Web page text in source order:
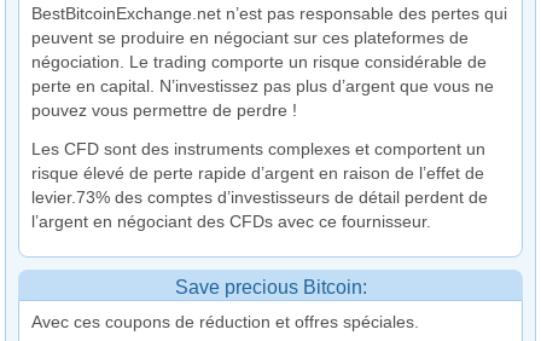
BestBitcoinExchange.net n’est pas responsable des pertes qui
peuvent se produire en négociant sur ces plateformes de
négociation. Le trading comporte un risque considérable de
perte en capital. N’investissez pas plus d’argent que vous ne
pouvez vous permettre de perdre !
Les CFD sont des instruments complexes et comportent un
risque élevé de perte rapide d’argent en raison de l’effet de
levier.73% des comptes d’investisseurs de détail perdent de
l’argent en négociant des CFDs avec ce fournisseur.
Save precious Bitcoin:
Avec ces coupons de réduction et offres spéciales.